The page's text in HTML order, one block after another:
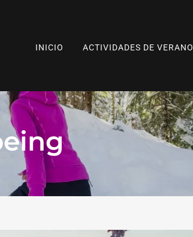
INICIO ACTIVIDADES DE VERANO